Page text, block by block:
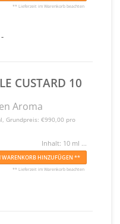
** Lieferzeit im Warenkorb beachten
CUSTARD 10
Aroma
Grundpreis: €990,00 pro
Inhalt: 10 ml ...
WARENKORB HINZUFÜGEN **
** Lieferzeit im Warenkorb beachten